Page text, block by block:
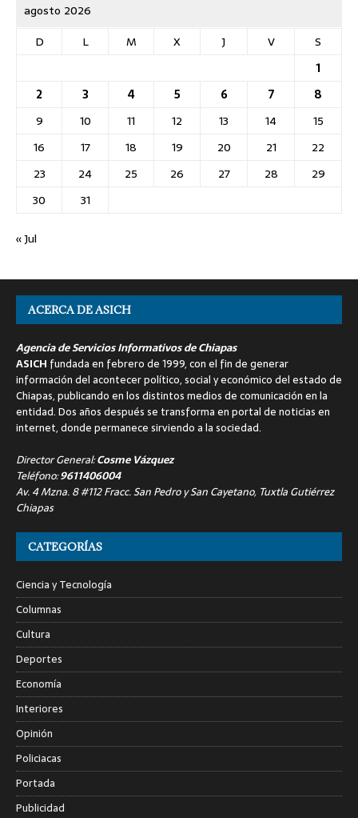
agosto 2026
D
L M X J V
S
1
2
3 4 5 6 7
8
9
10 11 12 13 14
15
16
17 18 19 20 21
22
23
24 25 26 27 28
29
30
31
« Jul
ACERCA DE ASICH
Agencia de Servicios Informativos de Chiapas
ASICH fundada en febrero de 1999, con el fin de generar
información del acontecer político, social y económico del estado de
Chiapas, publicando en los distintos medios de comunicación en la
entidad. Dos años después se transforma en portal de noticias en
internet, donde permanece sirviendo a la sociedad.
Director General:Cosme Vázquez
Teléfono:9611406004
Av. 4 Mzna. 8 #112 Fracc. San Pedro y San Cayetano, Tuxtla Gutiérrez
Chiapas
CATEGORÍAS
Ciencia y Tecnología
Columnas
Cultura
Deportes
Economía
Interiores
Opinión
Policiacas
Portada
Publicidad